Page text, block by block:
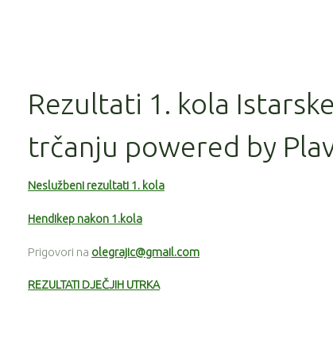
Rezultati 1. kola
trčanju powered by
Neslužbeni rezultati 1. kola
Hendikep nakon 1.kola
Prigovori na olegrajic@gmail.com
REZULTATI DJEČJIH UTRKA